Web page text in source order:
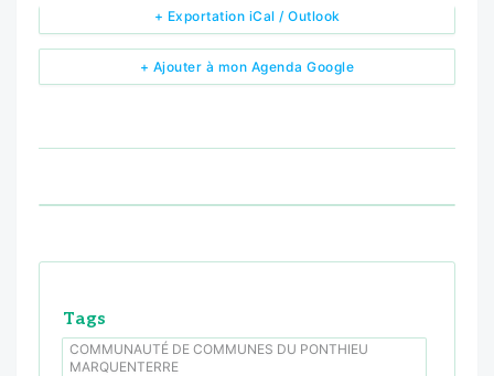
+ Ajouter à mon Agenda Google
+ Exportation iCal / Outlook
Tags
COMMUNAUTÉ DE COMMUNES DU PONTHIEU
MARQUENTERRE